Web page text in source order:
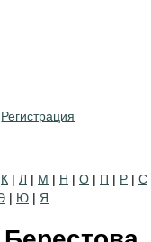
Регистрация
К | Л | М | Н | О | П | Р | С
| Ю | Я